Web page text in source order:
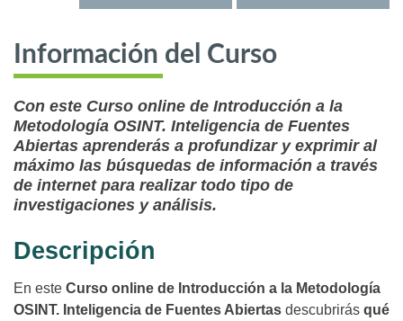
Información del Curso
Con este Curso online de Introducción a la
Metodología OSINT. Inteligencia de Fuentes
Abiertas aprenderás a profundizar y exprimir al
máximo las búsquedas de información a través
de internet para realizar todo tipo de
investigaciones y análisis.
Descripción
En este Curso online de Introducción a la Metodología
OSINT. Inteligencia de Fuentes Abiertas descubrirás qué